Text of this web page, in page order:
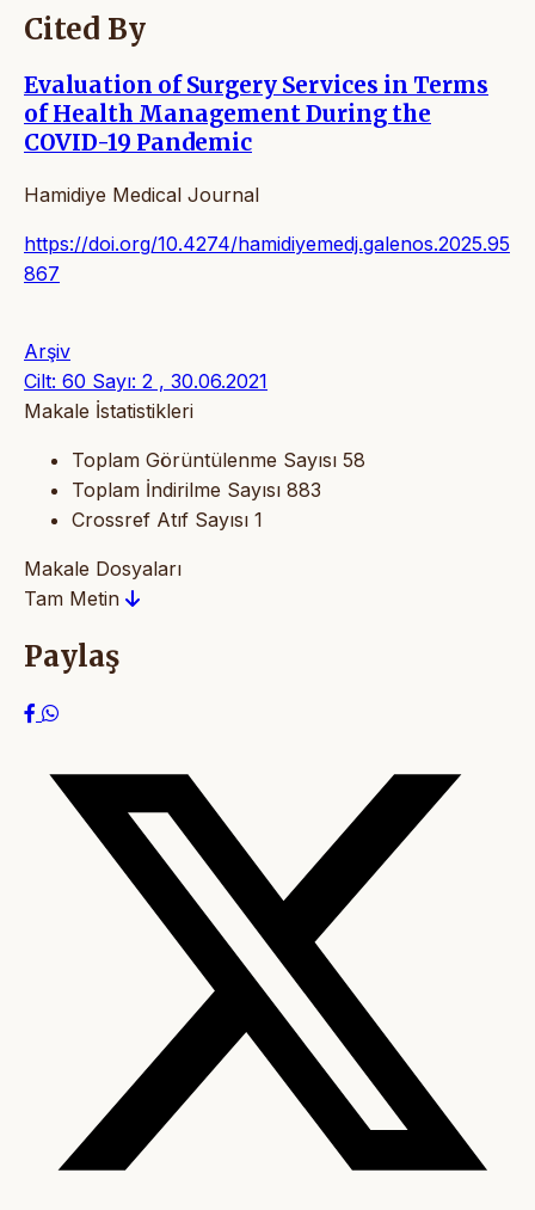
Cited By
Evaluation of Surgery Services in Terms
of Health Management During the
COVID-19 Pandemic
Hamidiye Medical Journal
https://doi.org/10.4274/hamidiyemedj.galenos.2025.95
867
Arşiv
Cilt: 60 Sayı: 2 , 30.06.2021
Makale İstatistikleri
Toplam Görüntülenme Sayısı 58
Toplam İndirilme Sayısı 883
Crossref Atıf Sayısı 1
Makale Dosyaları
Tam Metin
Paylaş